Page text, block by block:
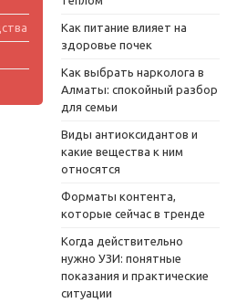
Как питание влияет на
здоровье почек
Как выбрать нарколога в
Алматы: спокойный разбор
для семьи
Виды антиоксидантов и
какие вещества к ним
относятся
Форматы контента,
которые сейчас в тренде
Когда действительно
нужно УЗИ: понятные
показания и практические
ситуации